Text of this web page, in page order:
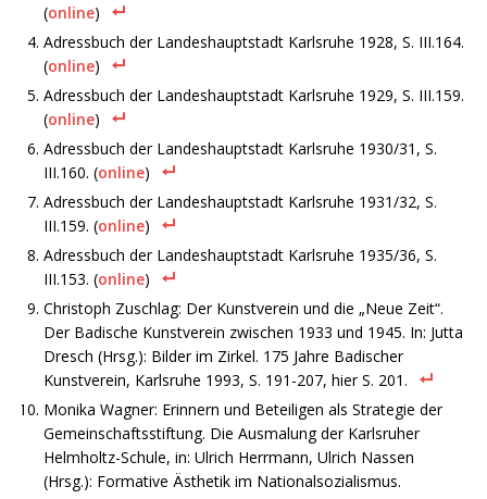
(online)
Adressbuch der Landeshauptstadt Karlsruhe 1928, S. III.164.
(online)
Adressbuch der Landeshauptstadt Karlsruhe 1929, S. III.159.
(online)
Adressbuch der Landeshauptstadt Karlsruhe 1930/31, S.
III.160. (online)
Adressbuch der Landeshauptstadt Karlsruhe 1931/32, S.
III.159. (online)
Adressbuch der Landeshauptstadt Karlsruhe 1935/36, S.
III.153. (online)
Christoph Zuschlag: Der Kunstverein und die „Neue Zeit“.
Der Badische Kunstverein zwischen 1933 und 1945. In: Jutta
Dresch (Hrsg.): Bilder im Zirkel. 175 Jahre Badischer
Kunstverein, Karlsruhe 1993, S. 191-207, hier S. 201.
Monika Wagner: Erinnern und Beteiligen als Strategie der
Gemeinschaftsstiftung. Die Ausmalung der Karlsruher
Helmholtz-Schule, in: Ulrich Herrmann, Ulrich Nassen
(Hrsg.): Formative Ästhetik im Nationalsozialismus.